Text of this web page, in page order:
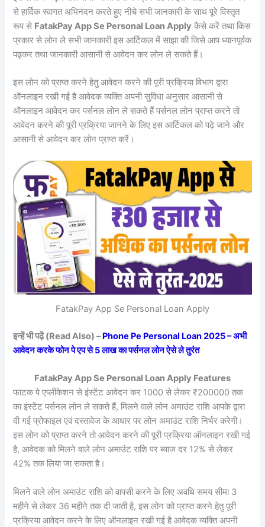
से हार्दिक स्वागत अभिनंदन करते हुए नीचे सभी जानकारी के साथ पूरे विस्तृत
रूप से FatakPay App Se Personal Loan Apply कैसे करें तथा किस
प्रकार से लोन ले सभी जानकारी इस आर्टिकल में साझा की जिसे आप ध्यानपूर्वक
पढ़कर तथा जानकारी आसानी से आवेदन कर लोन ले सकते हैं।
इस लोन को प्राप्त करने हेतु आवेदन करने की पूरी प्रक्रिया विभाग द्वारा
ऑनलाइन रखी गई है आवेदक व्यक्ति अपनी सुविधा अनुसार आसानी से
ऑनलाइन आवेदन कर पर्सनल लोन ले सकते हैं पर्सनल लोन प्राप्त करने तो
आवेदन करने की पूरी प्रक्रिया जानने के लिए इस आर्टिकल को पढ़े जाने और
आसानी से आवेदन कर लोन प्राप्त करें।
FatakPay App Se Personal Loan Apply
इन्हें भी पढ़ें (Read Also) –Phone Pe Personal Loan 2025 – अभी
आवेदन करके फोन पे एप से 5 लाख का पर्सनल लोन ऐसे ले तुरंत
FatakPay App Se Personal Loan Apply Features
फाटक पे एप्लीकेशन से इंस्टेंट आवेदन कर 1000 से लेकर ₹200000 तक
का इंस्टेंट पर्सनल लोन ले सकते हैं, मिलने वाले लोन अमाउंट राशि आपके द्वारा
दी गई प्रोफाइल एवं दस्तावेज के आधार पर लोन अमाउंट राशि निर्भर करेगी।
इस लोन को प्राप्त करने तो आवेदन करने की पूरी प्रक्रिया ऑनलाइन रखी गई
है, आवेदक को मिलने वाले लोन अमाउंट राशि पर ब्याज दर 12% से लेकर
42% तक लिया जा सकता है।
मिलने वाले लोन अमाउंट राशि को वापसी करने के लिए अवधि समय सीमा 3
महीने से लेकर 36 महीने तक दी जाती है, इस लोन को प्राप्त करने हेतु पूरी
प्रक्रिया आवेदन करने के लिए ऑनलाइन रखी गई है आवेदक व्यक्ति अपनी